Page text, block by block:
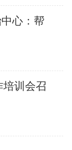
心：帮
训会召